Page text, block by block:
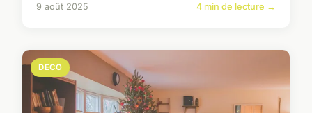
9 août 2025 4 min de lecture →
DECO